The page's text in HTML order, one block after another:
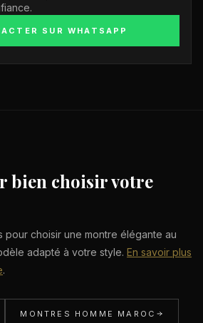
SUR WHATSAPP
bien choisir votre
choisir une montre élégante au
adapté à votre style. En savoir plus
.
MONTRES HOMME MAROC